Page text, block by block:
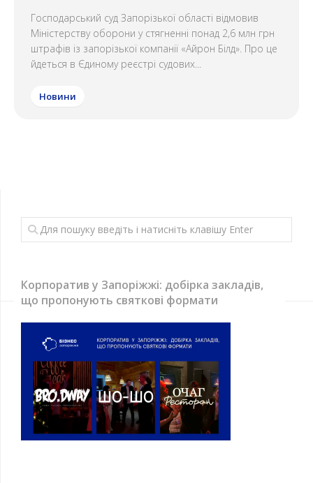
Господарський суд Запорізької області відмовив
Міністерству оборони у стягненні понад 2,6 млн грн
штрафів із запорізької компанії «Айрон Білд». Про це
йдеться в Єдиному реєстрі судових...
Новини
Корпоратив у Запоріжжі: добірка закладів,
що пропонують святкові формати